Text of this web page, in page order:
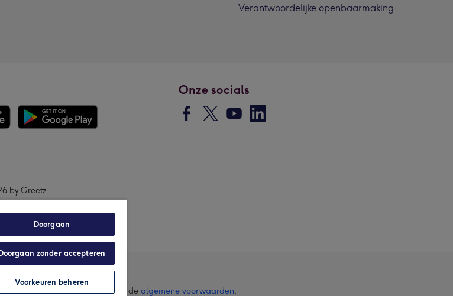
Verantwoordelijke openbaarmaking
Onze socials
by Greetz
btw en andere heffingen. Lees de algemene voorwaarden.
Doorgaan
Doorgaan zonder accepteren
Voorkeuren beheren